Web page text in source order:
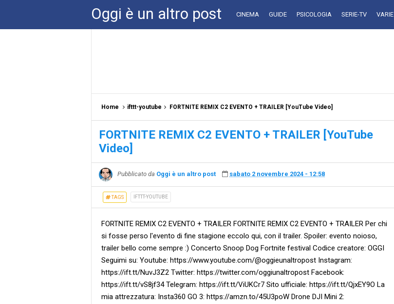
Oggi è un altro post CINEMA GUIDE PSICOLOGIA SERIE-TV VARIE
Home ifttt-youtube FORTNITE REMIX C2 EVENTO + TRAILER [YouTube Video]
FORTNITE REMIX C2 EVENTO + TRAILER [YouTube
Video]
Pubblicato da Oggi è un altro post sabato 2 novembre 2024 - 12:58
TAGS IFTTT-YOUTUBE
FORTNITE REMIX C2 EVENTO + TRAILER FORTNITE REMIX C2 EVENTO + TRAILER Per chi
si fosse perso l'evento di fine stagione eccolo qui, con il trailer. Spoiler: evento noioso,
trailer bello come sempre :) Concerto Snoop Dog Fortnite festival Codice creatore: OGGI
Seguimi su: Youtube: https://www.youtube.com/@oggieunaltropost Instagram:
https://ift.tt/NuvJ3Z2 Twitter: https://twitter.com/oggiunaltropost Facebook:
https://ift.tt/vS8jf34 Telegram: https://ift.tt/ViUKCr7 Sito ufficiale: https://ift.tt/QjxEY9O La
mia attrezzatura: Insta360 GO 3: https://amzn.to/45U3poW Drone DJI Mini 2: